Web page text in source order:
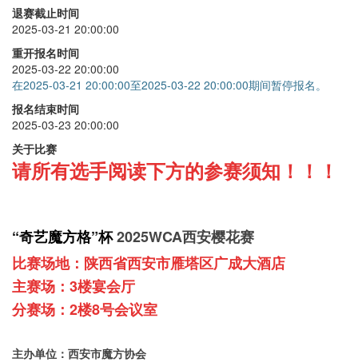
五阶
六阶
七阶
三盲
+ 40
单手
四盲
五盲
+ 40
退赛截止时间
2025-03-21 20:00:00
重开报名时间
2025-03-22 20:00:00
在2025-03-21 20:00:00至2025-03-22 20:00:00期间暂停报名。
报名结束时间
2025-03-23 20:00:00
关于比赛
请所有选手阅读下方的参赛须知！！！
“奇艺魔方格”杯2025WCA西安樱花赛
比赛场地：陕西省西安市雁塔区广成大酒店
主赛场：3楼宴会厅
分赛场：2楼8号会议室
主办单位：西安市魔方协会